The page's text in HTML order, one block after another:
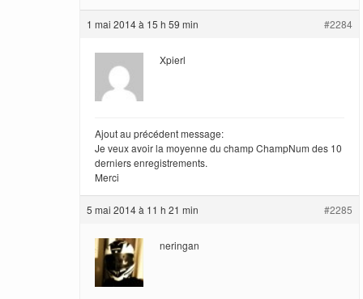
1 mai 2014 à 15 h 59 min #2284
Xpierl
Ajout au précédent message:
Je veux avoir la moyenne du champ ChampNum des 10
derniers enregistrements.
Merci
5 mai 2014 à 11 h 21 min #2285
neringan